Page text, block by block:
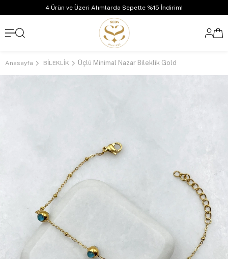
4 Ürün ve Üzeri Alımlarda Sepette %15 İndirim!
Anasayfa BİLEKLİK Üçlü Minimal Nazar Bileklik Gold